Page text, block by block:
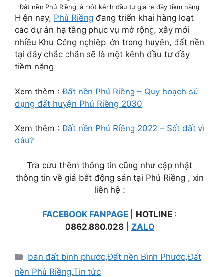
Đất nền Phú Riềng là một kênh đầu tư giá rẻ đầy tiềm năng
Hiện nay, Phú Riềng đang triển khai hàng loạt
các dự án hạ tầng phục vụ mở rộng, xây mới
nhiều Khu Công nghiệp lớn trong huyện, đất nền
tại đây chắc chắn sẽ là một kênh đầu tư đầy
tiềm năng.
Xem thêm :Đất nền Phú Riềng – Quy hoạch sử
dụng đất huyện Phú Riềng 2030
Xem thêm :Đất nền Phú Riềng 2022 – Sốt đất vì
đâu?
Tra cứu thêm thông tin cũng như cập nhật
thông tin về giá bất động sản tại Phú Riềng , xin
liên hệ :
FACEBOOK FANPAGE
HOTLINE :
0862.880.028| ZALO
Danh
mục
bán đất bình phước,Đất nền Bình Phước,Đất
nền Phú Riềng,Tin tức